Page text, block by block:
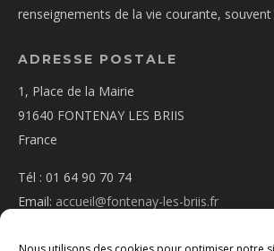
renseignements de la vie courante, souvent
ADRESSE POSTALE
1, Place de la Mairie
91640 FONTENAY LES BRIIS
France
Tél : 01 64 90 70 74
Email: accueil@fontenay-les-briis.fr